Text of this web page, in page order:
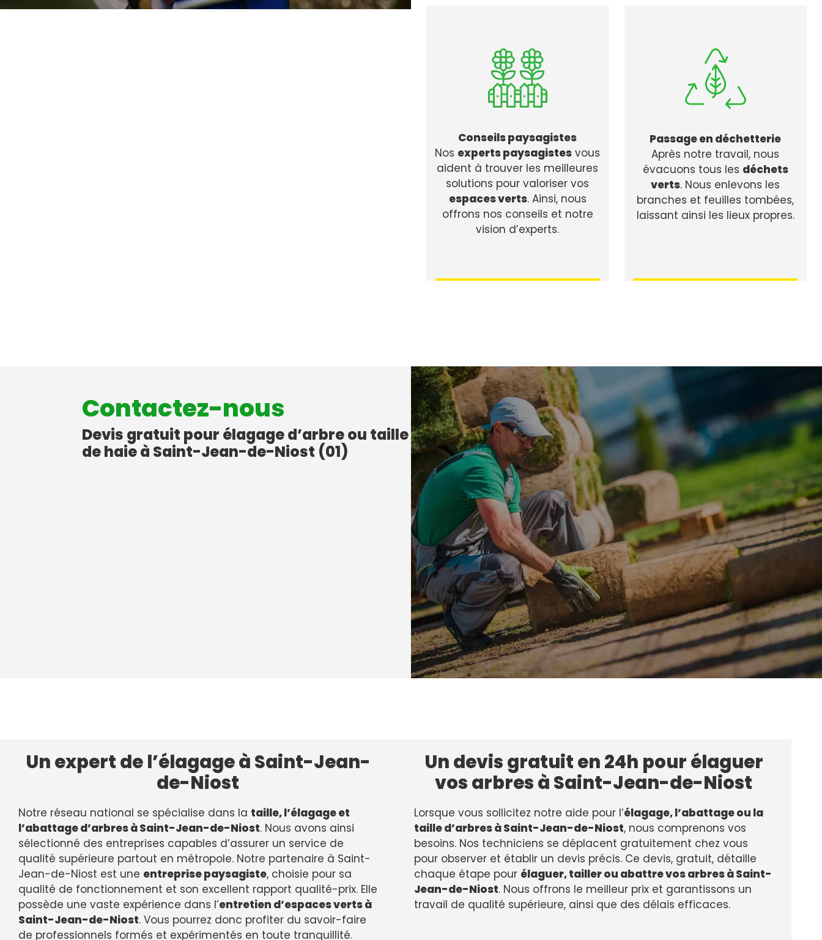
Conseils paysagistes
Nos experts paysagistes vous
aident à trouver les meilleures
solutions pour valoriser vos
espaces verts. Ainsi, nous
offrons nos conseils et notre
vision d’experts.
Passage en déchetterie
Après notre travail, nous
évacuons tous les déchets
verts. Nous enlevons les
branches et feuilles tombées,
laissant ainsi les lieux propres.
Contactez-nous
Devis gratuit pour élagage d’arbre ou taille
de haie à Saint-Jean-de-Niost (01)
Un expert de l’élagage à Saint-Jean-
de-Niost
Notre réseau national se spécialise dans la taille, l’élagage et
l’abattage d’arbres à Saint-Jean-de-Niost. Nous avons ainsi
sélectionné des entreprises capables d’assurer un service de
qualité supérieure partout en métropole. Notre partenaire à Saint-
Jean-de-Niost est une entreprise paysagiste, choisie pour sa
qualité de fonctionnement et son excellent rapport qualité-prix. Elle
possède une vaste expérience dans l’entretien d’espaces verts à
Saint-Jean-de-Niost. Vous pourrez donc profiter du savoir-faire
de professionnels formés et expérimentés en toute tranquillité.
Un devis gratuit en 24h pour élaguer
vos arbres à Saint-Jean-de-Niost
Lorsque vous sollicitez notre aide pour l’élagage, l’abattage ou la
taille d’arbres à Saint-Jean-de-Niost, nous comprenons vos
besoins. Nos techniciens se déplacent gratuitement chez vous
pour observer et établir un devis précis. Ce devis, gratuit, détaille
chaque étape pour élaguer, tailler ou abattre vos arbres à Saint-
Jean-de-Niost. Nous offrons le meilleur prix et garantissons un
travail de qualité supérieure, ainsi que des délais efficaces.